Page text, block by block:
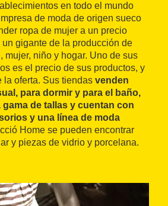
en todo el mundo
de moda de origen sueco
ropa de mujer a un precio
gigante de la producción de
mujer, niño y hogar. Uno de sus
es el precio de sus productos, y
la oferta. Sus tiendas venden
para dormir y para el baño,
de tallas y cuentan con
y una línea de moda
Home se pueden encontrar
y piezas de vidrio y porcelana.